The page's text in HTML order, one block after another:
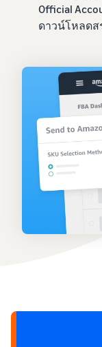
Official
ดาวน์โหลดส